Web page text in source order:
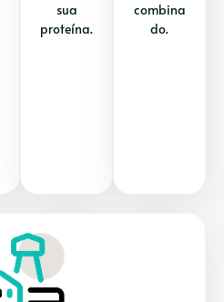
sua
proteína.
combina
do.